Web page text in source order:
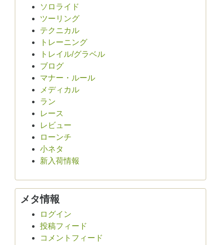
ソロライド
ツーリング
テクニカル
トレーニング
トレイル/グラベル
ブログ
マナー・ルール
メディカル
ラン
レース
レビュー
ローンチ
小ネタ
新入荷情報
メタ情報
ログイン
投稿フィード
コメントフィード